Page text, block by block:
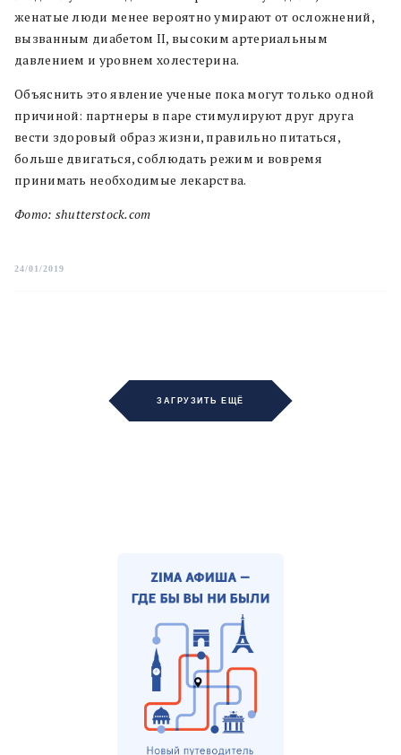
женатые люди менее вероятно умирают от осложнений,
вызванным диабетом II, высоким артериальным
давлением и уровнем холестерина.
Объяснить это явление ученые пока могут только одной
причиной: партнеры в паре стимулируют друг друга
вести здоровый образ жизни, правильно питаться,
больше двигаться, соблюдать режим и вовремя
принимать необходимые лекарства.
Фото: shutterstock.com
24/01/2019
ЗАГРУЗИТЬ ЕЩЁ